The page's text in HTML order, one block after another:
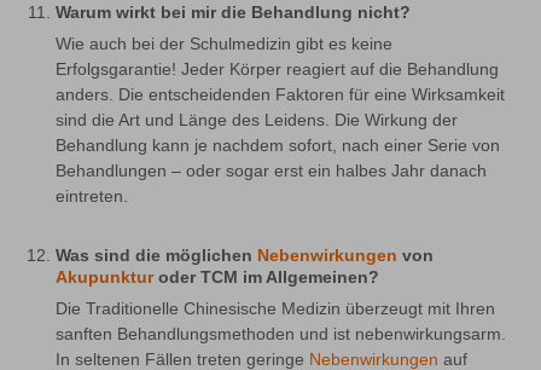
Warum wirkt bei mir die Behandlung nicht?
Wie auch bei der Schulmedizin gibt es keine
Erfolgsgarantie! Jeder Körper reagiert auf die Behandlung
anders. Die entscheidenden Faktoren für eine Wirksamkeit
sind die Art und Länge des Leidens. Die Wirkung der
Behandlung kann je nachdem sofort, nach einer Serie von
Behandlungen – oder sogar erst ein halbes Jahr danach
eintreten.
Was sind die möglichen Nebenwirkungen von
Akupunkturoder TCM im Allgemeinen?
Die Traditionelle Chinesische Medizin überzeugt mit Ihren
sanften Behandlungsmethoden und ist nebenwirkungsarm.
In seltenen Fällen treten geringe Nebenwirkungen auf